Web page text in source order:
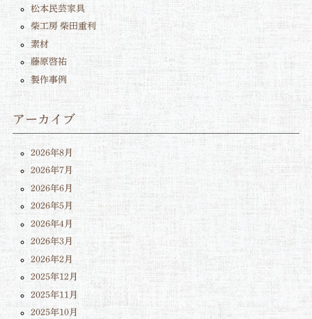
松本民芸家具
柴工房 柴田重利
素材
藤原啓祐
製作事例
アーカイブ
2026年8月
2026年7月
2026年6月
2026年5月
2026年4月
2026年3月
2026年2月
2025年12月
2025年11月
2025年10月